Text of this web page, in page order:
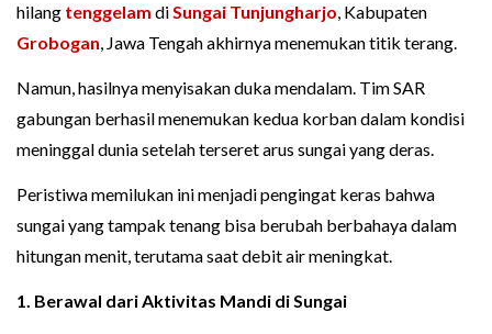
hilang tenggelam diSungai Tunjungharjo, Kabupaten
Grobogan, Jawa Tengah akhirnya menemukan titik terang.
Namun, hasilnya menyisakan duka mendalam. Tim SAR
gabungan berhasil menemukan kedua korban dalam kondisi
meninggal dunia setelah terseret arus sungai yang deras.
Peristiwa memilukan ini menjadi pengingat keras bahwa
sungai yang tampak tenang bisa berubah berbahaya dalam
hitungan menit, terutama saat debit air meningkat.
1. Berawal dari Aktivitas Mandi di Sungai